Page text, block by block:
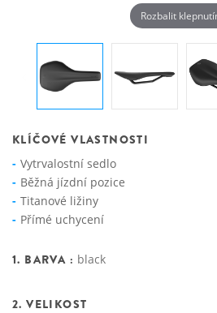
Rozbalit
KLÍČOVÉ VLASTNOSTI
Vytrvalostní sedlo
Běžná jízdní pozice
Titanové ližiny
Přímé uchycení
1. BARVA : black
2. VELIKOST